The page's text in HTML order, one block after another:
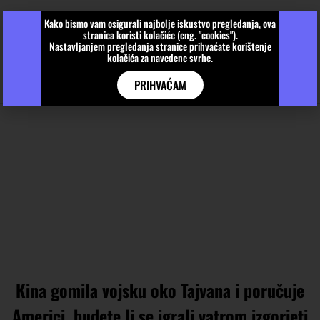
Kina gomila vojsku oko Tajvana i poručuje
Kako bismo vam osigurali najbolje iskustvo pregledanja, ova
stranica koristi kolačiće (eng. "cookies").
Nastavljanjem pregledanja stranice prihvaćate korištenje
kolačića za navedene svrhe.
PRIHVAĆAM